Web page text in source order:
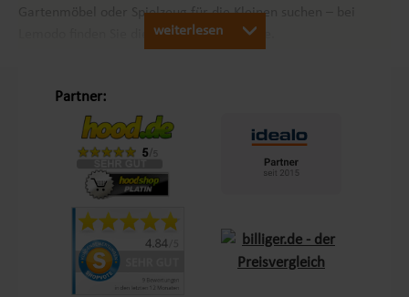
Gartenmöbel oder Spielzeug für die Kleinen suchen – bei
Lemodo finden Sie die passenden Produkte.
Mit dem Leitsatz „Schöner Leben in Haus und Garten“ ist es
unser Ziel, das Einkaufserlebnis unserer Kunden in Europa so
angenehm wie möglich zu gestalten. Durch unsere
EigenmarkenLemodo
genau auf die Bedürfnisse unserer Kunden abgestimmt sind.
Diese Marken stehen für Qualität und Funktionalität und
lassen keine Wünsche offen – sei es im Bereich Terrasse,
Outdoor oder Living.
weiterlesen
Partner: